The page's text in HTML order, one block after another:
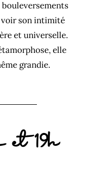
son intimité
et universelle.
elle
grandie.
19h